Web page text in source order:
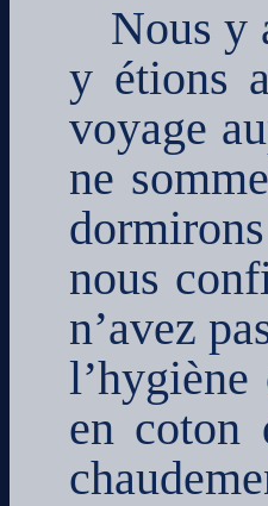
Nous y
y étions
voyage
ne
nous
n’avez
en coton